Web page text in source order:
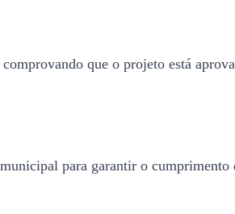
que o projeto está
para garantir o cumprimento